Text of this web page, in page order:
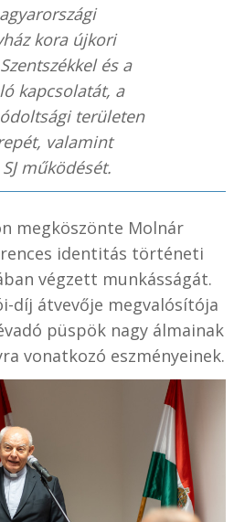
kora újkori
és a
kapcsolatát, a
területen
valamint
működését.
megköszönte Molnár
identitás történeti
végzett munkásságát.
díj átvevője megvalósítója
püspök nagy álmainak
vonatkozó eszményeinek.